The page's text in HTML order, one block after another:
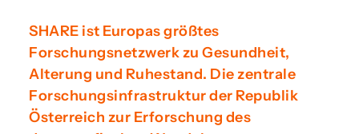
SHARE ist Europas größtes
Forschungsnetzwerk zu Gesundheit,
Alterung und Ruhestand. Die zentrale
Forschungsinfrastruktur der Republik
Österreich zur Erforschung des